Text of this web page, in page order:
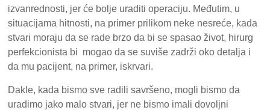
izvanrednosti, jer će bolje uraditi operaciju. Međutim, u
situacijama hitnosti, na primer prilikom neke nesreće, kada
stvari moraju da se rade brzo da bi se spasao život, hirurg
perfekcionista bi mogao da se suviše zadrži oko detalja i
da mu pacijent, na primer, iskrvari.
Dakle, kada bismo sve radili savršeno, mogli bismo da
uradimo jako malo stvari, jer ne bismo imali dovoljni